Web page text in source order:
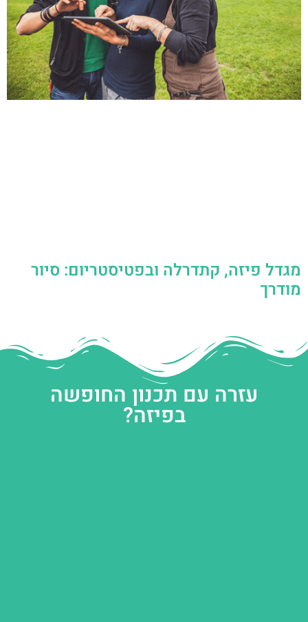
מגדל פיזה, קתדרלה ובפטיסטריום: סיור
מודרך
עזרה עם תכנון החופשה
בפיזה?